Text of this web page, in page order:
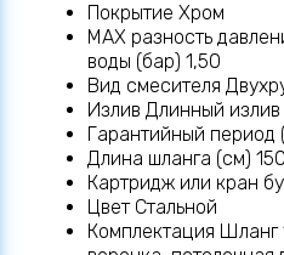
Покрытие Хром
MAX разность
воды (бар) 1,50
Вид смесителя
Излив Длинный излив
Гарантийный период
Длина шланга (см) 150
Картридж или кран
Цвет Стальной
Комплектация Шланг